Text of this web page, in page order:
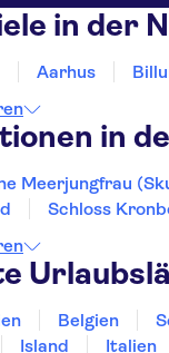
in der
Aarhus
in
Meerjungfrau
Schloss
Belgien
Island Italien